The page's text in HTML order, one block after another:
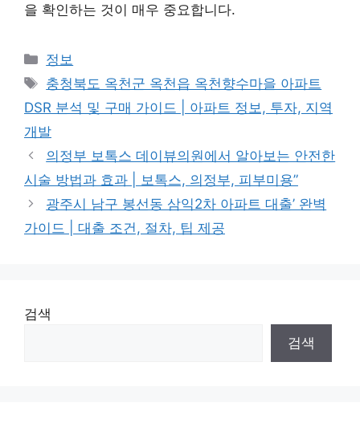
을 확인하는 것이 매우 중요합니다.
Categories
정보
Tags
충청북도 옥천군 옥천읍 옥천향수마을 아파트
DSR 분석 및 구매 가이드 | 아파트 정보, 투자, 지역
개발
의정부 보톡스 데이뷰의원에서 알아보는 안전한
시술 방법과 효과 | 보톡스, 의정부, 피부미용”
광주시 남구 봉선동 삼익2차 아파트 대출’ 완벽
가이드 | 대출 조건, 절차, 팁 제공
검색
검색